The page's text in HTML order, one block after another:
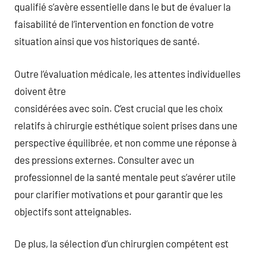
qualifié s’avère essentielle dans le but de évaluer la
faisabilité de l’intervention en fonction de votre
situation ainsi que vos historiques de santé.
Outre l’évaluation médicale, les attentes individuelles
doivent être
considérées avec soin. C’est crucial que les choix
relatifs à chirurgie esthétique soient prises dans une
perspective équilibrée, et non comme une réponse à
des pressions externes. Consulter avec un
professionnel de la santé mentale peut s’avérer utile
pour clarifier motivations et pour garantir que les
objectifs sont atteignables.
De plus, la sélection d’un chirurgien compétent est